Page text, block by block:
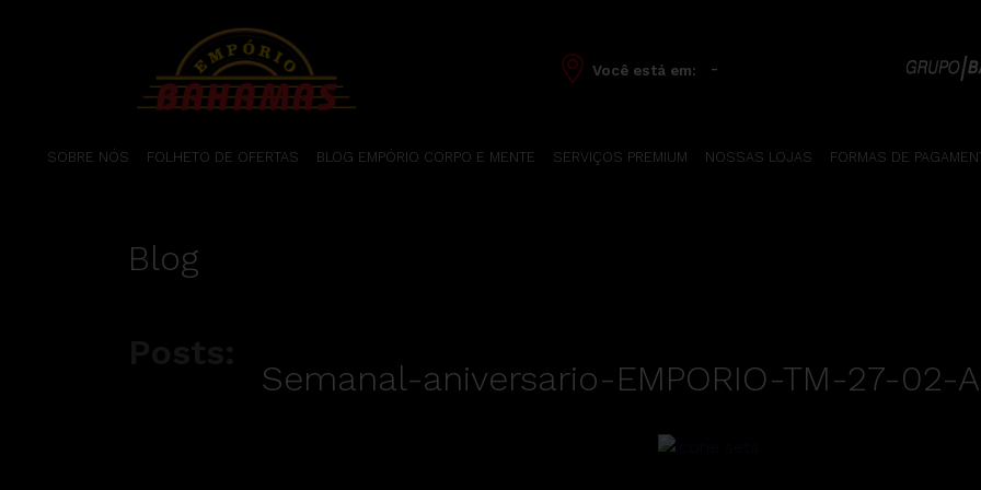
Você está em: -
SOBRE NÓS FOLHETO DE OFERTAS BLOG EMPÓRIO CORPO E MENTE SERVIÇOS PREMIUM NOSSAS LOJAS FORMAS DE
Blog
Semanal-aniversario-EMPORIO-TM-27-02-